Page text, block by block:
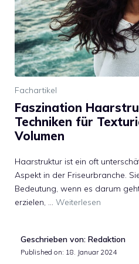
Fachartikel
Faszination
Techniken für
Volumen
Haarstruktur ist ein oft
Aspekt in der Friseurbranche.
Bedeutung, wenn es darum
erzielen, … Weiterlesen
Geschrieben von: Redaktion
Published on: 18. Januar 2024